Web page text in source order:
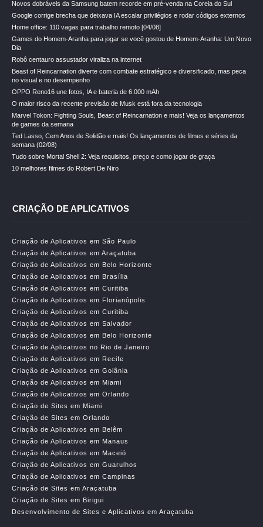
Novos dobráveis da Samsung batem recorde em pré-venda na Coreia do Sul
Google corrige brecha que deixava IA escalar privilégios e rodar códigos externos
Home office: 110 vagas para trabalho remoto [04/08]
Games do Homem-Aranha para jogar se você gostou de Homem-Aranha: Um Novo
Dia
Robô centauro assustador viraliza na internet
Beast of Reincarnation diverte com combate estratégico e diversificado, mas peca
no visual e no desempenho
OPPO Reno16 une fotos, IA e bateria de 6.000 mAh
O maior risco da recente previsão de Musk está fora da tecnologia
Marvel Tokon: Fighting Souls, Beast of Reincarnation e mais! Veja os lançamentos
de games da semana
Ted Lasso, Cem Anos de Solidão e mais! Os lançamentos de filmes e séries da
semana (02/08)
Tudo sobre Mortal Shell 2: Veja requisitos, preço e como jogar de graça
10 melhores filmes do Robert De Niro
CRIAÇÃO DE APLICATIVOS
Criação de Aplicativos em São Paulo
Criação de Aplicativos em Araçatuba
Criação de Aplicativos em Belo Horizonte
Criação de Aplicativos em Brasília
Criação de Aplicativos em Curitiba
Criação de Aplicativos em Florianópolis
Criação de Aplicativos em Curitiba
Criação de Aplicativos em Salvador
Criação de Aplicativos em Belo Horizonte
Criação de Aplicativos no Rio de Janeiro
Criação de Aplicativos em Recife
Criação de Aplicativos em Goiânia
Criação de Aplicativos em Miami
Criação de Aplicativos em Orlando
Criação de Sites em Miami
Criação de Sites em Orlando
Criação de Aplicativos em Belêm
Criação de Aplicativos em Manaus
Criação de Aplicativos em Maceió
Criação de Aplicativos em Guarulhos
Criação de Aplicativos em Campinas
Criação de Sites em Araçatuba
Criação de Sites em Birigui
Desenvolvimento de Sites e Aplicativos em Araçatuba